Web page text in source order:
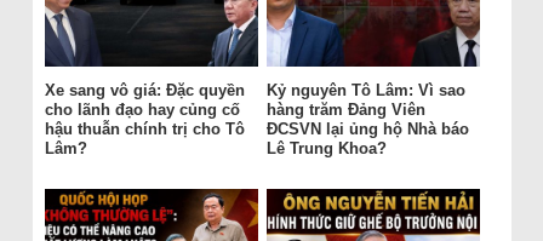
Xe sang vô giá: Đặc quyền
cho lãnh đạo hay củng cố
hậu thuẫn chính trị cho Tô
Lâm?
Kỷ nguyên Tô Lâm: Vì sao
hàng trăm Đảng Viên
ĐCSVN lại ủng hộ Nhà báo
Lê Trung Khoa?